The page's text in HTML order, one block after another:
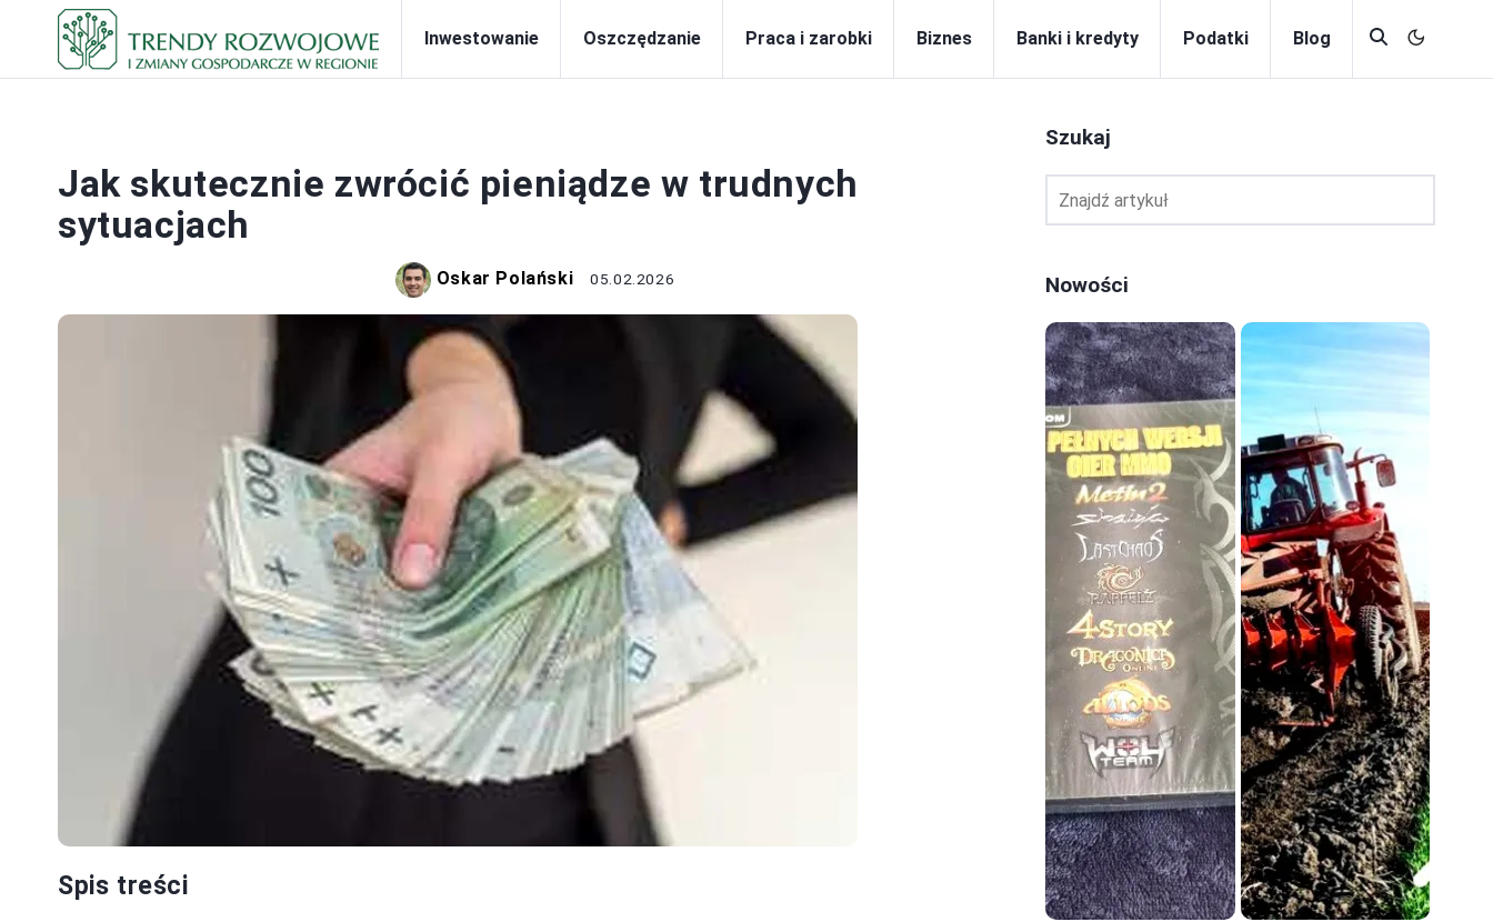
Inwestowanie Oszczędzanie Praca i zarobki Biznes Banki i kredyty Podatki Blog
Jak skutecznie zwrócić pieniądze w trudnych
sytuacjach
Oskar Polański 05.02.2026
Spis treści
Szukaj
Nowości